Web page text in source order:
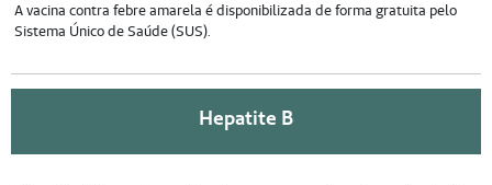
A vacina contra febre amarela é disponibilizada de forma gratuita pelo
Sistema Único de Saúde (SUS).
Hepatite B